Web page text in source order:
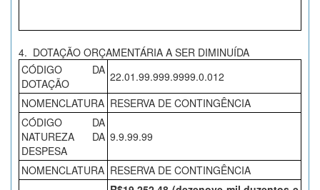
4. DOTAÇÃO ORÇAMENTÁRIA A SER DIMINUÍDA
CÓDIGO DA
DOTAÇÃO
22.01.99.999.9999.0.012
NOMENCLATURA RESERVA DE CONTINGÊNCIA
CÓDIGO DA
NATUREZA DA
DESPESA
9.9.99.99
NOMENCLATURA RESERVA DE CONTINGÊNCIA